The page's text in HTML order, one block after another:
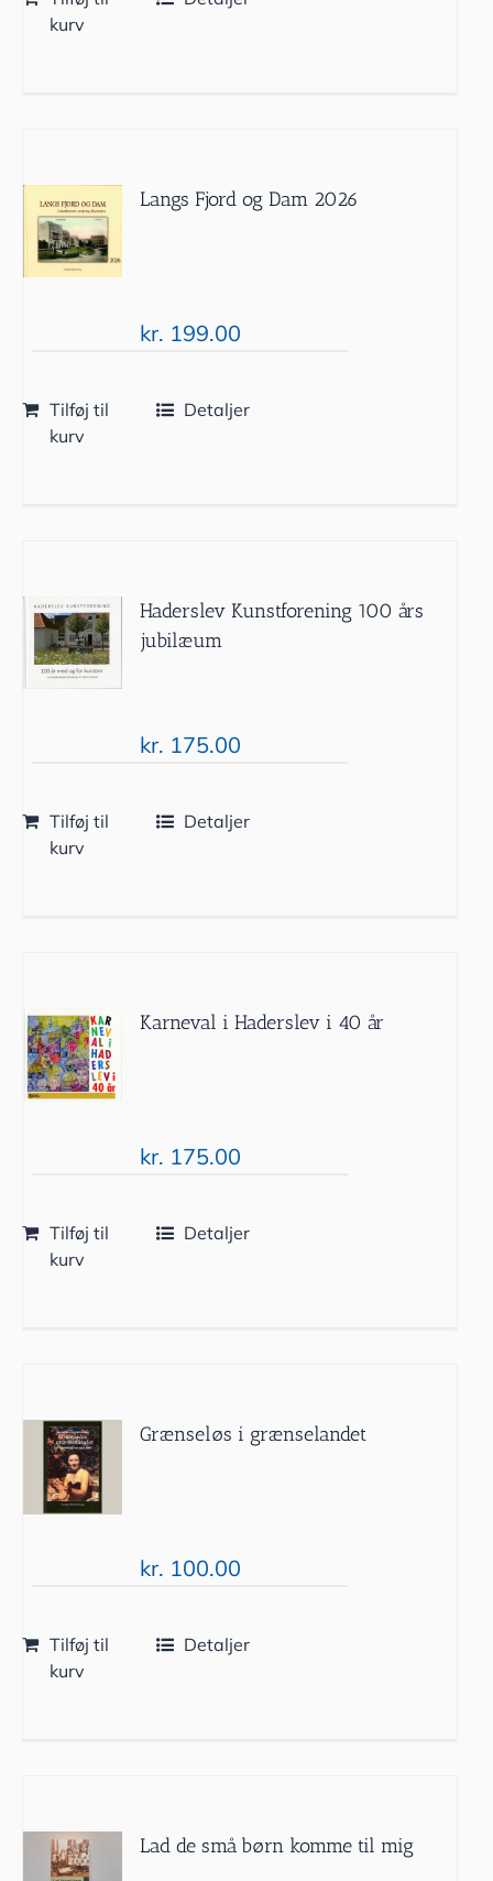
kurv
Langs Fjord og Dam 2026
kr. 199.00
Tilføj til
kurv
Detaljer
Haderslev Kunstforening 100 års
jubilæum
kr. 175.00
Tilføj til
kurv
Detaljer
Karneval i Haderslev i 40 år
kr. 175.00
Tilføj til
kurv
Detaljer
Grænseløs i grænselandet
kr. 100.00
Tilføj til
kurv
Detaljer
Lad de små børn komme til mig